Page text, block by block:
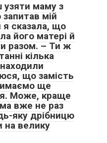
узяти маму з
мій
я сказала, що
його матері й
разом. – Ти ж
кілька
що замість
ще
Може, краще
вже не раз
яку дрібницю
велику